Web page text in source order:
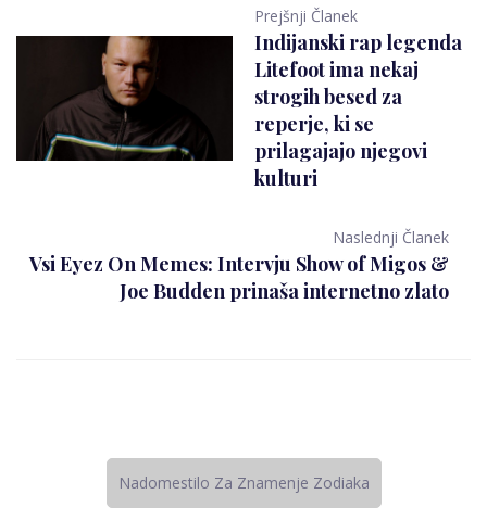
Prejšnji Članek
Indijanski rap legenda
Litefoot ima nekaj
strogih besed za
reperje, ki se
prilagajajo njegovi
kulturi
Naslednji Članek
Vsi Eyez On Memes: Intervju Show of Migos &
Joe Budden prinaša internetno zlato
Nadomestilo Za Znamenje Zodiaka